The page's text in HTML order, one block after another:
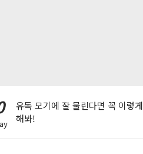
유독 모기에 잘 물린다면 꼭 이렇게
해봐!